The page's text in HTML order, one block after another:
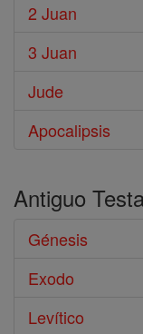
2 Juan
3 Juan
Jude
Apocalipsis
Antiguo
Génesis
Exodo
Levítico